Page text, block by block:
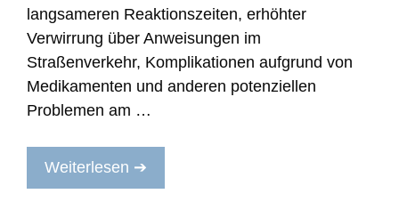
langsameren Reaktionszeiten, erhöhter
Verwirrung über Anweisungen im
Straßenverkehr, Komplikationen aufgrund von
Medikamenten und anderen potenziellen
Problemen am …
Weiterlesen ➔